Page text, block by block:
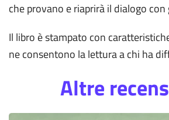
che provano e riaprirà il dialogo
Il libro è stampato con
ne consentono la lettura a chi ha
Altre